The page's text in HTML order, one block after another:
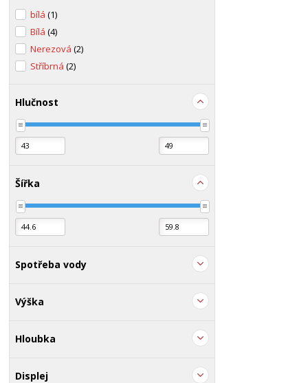
bílá(1)
Bílá(4)
Nerezová(2)
Stříbrná(2)
Hlučnost
Šířka
Spotřeba vody
Výška
Hloubka
Displej